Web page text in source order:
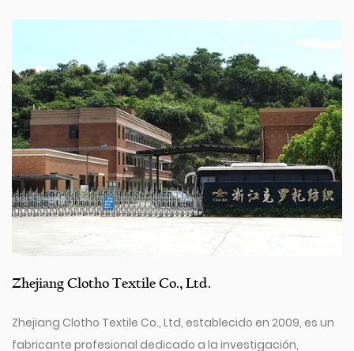
Zhejiang Clotho Textile Co., Ltd.
Zhejiang Clotho Textile Co., Ltd, establecido en 2009, es un
fabricante profesional dedicado a la investigación,